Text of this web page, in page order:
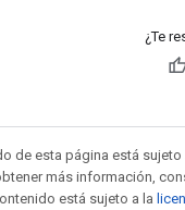
¿Te
de esta página está sujeto
obtener más información,
está sujeto a la